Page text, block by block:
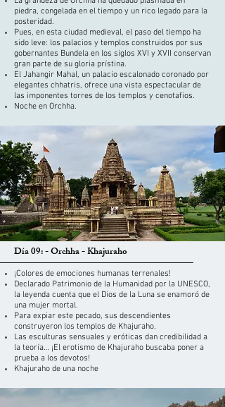
piedra, congelada en el tiempo y un rico legado para la
posteridad.
Pues, en esta ciudad medieval, el paso del tiempo ha
sido leve: los palacios y templos construidos por sus
gobernantes Bundela en los siglos XVI y XVII conservan
gran parte de su gloria prístina.
El Jahangir Mahal, un palacio escalonado coronado por
elegantes chhatris, ofrece una vista espectacular de
las imponentes torres de los templos y cenotafios.
Noche en Orchha.
Día 09: - Orchha - Khajuraho
¡Colores de emociones humanas terrenales!
Declarado Patrimonio de la Humanidad por la UNESCO,
la leyenda cuenta que el Dios de la Luna se enamoró de
una mujer mortal.
Para expiar este pecado, sus descendientes
construyeron los templos de Khajuraho.
Las esculturas sensuales y eróticas dan credibilidad a
la teoría… ¡El erotismo de Khajuraho buscaba poner a
prueba a los devotos!
Khajuraho de una noche